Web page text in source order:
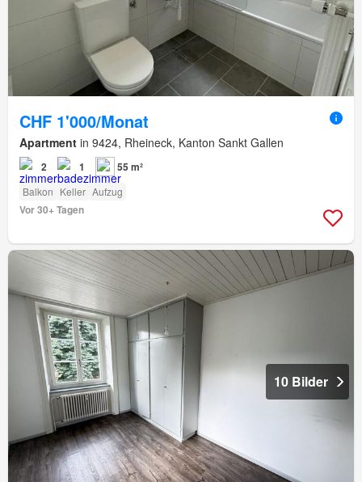
CHF 1'000/Monat
Apartment in 9424, Rheineck, Kanton Sankt Gallen
2 1 55 m²
Balkon Keller Aufzug
Vor 30+ Tagen
10 Bilder